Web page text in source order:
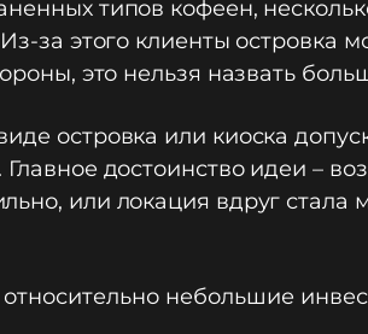
типов кофеен,
за этого клиенты островка
это нельзя назвать
островка или киоска
достоинство идеи –
или локация вдруг
небольшие